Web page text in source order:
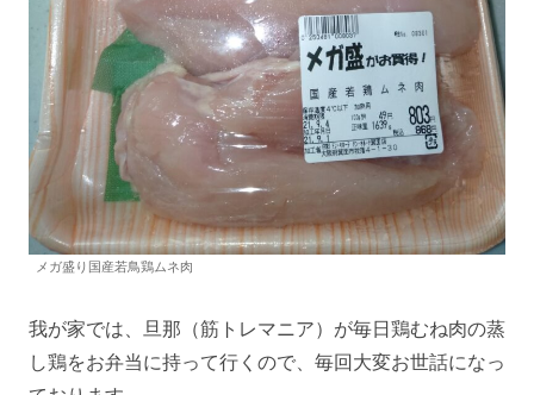
メガ盛り国産若鳥鶏ムネ肉
我が家では、旦那（筋トレマニア）が毎日鶏むね肉の蒸
し鶏をお弁当に持って行くので、毎回大変お世話になっ